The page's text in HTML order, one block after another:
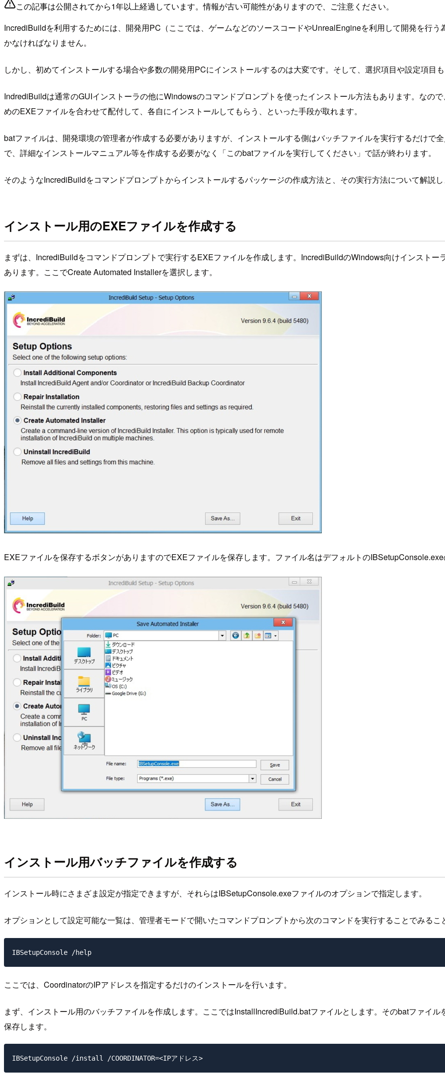
この記事は公開されてから1年以上経過しています。情報が古い可能性がありますので、ご注意ください。
IncrediBuildを利用するためには、開発用PC（ここでは、ゲームなどのソースコードやUnrealEngineを利用して開発を行
かなければなりません。
しかし、初めてインストールする場合や多数の開発用PCにインストールするのは大変です。そして、選択項目や設定項目
IndrediBuildは通常のGUIインストーラの他にWindowsのコマンドプロンプトを使ったインストール方法もあります。なの
めのEXEファイルを合わせて配付して、各自にインストールしてもらう、といった手段が取れます。
batファイルは、開発環境の管理者が作成する必要がありますが、インストールする側はバッチファイルを実行するだけで
で、詳細なインストールマニュアル等を作成する必要がなく「このbatファイルを実行してください」で話が終わります。
そのようなIncrediBuildをコマンドプロンプトからインストールするパッケージの作成方法と、その実行方法について解説し
インストール用のEXEファイルを作成する
まずは、IncrediBuildをコマンドプロンプトで実行するEXEファイルを作成します。IncrediBuildのWindows向けインスト
あります。ここでCreate Automated Installerを選択します。
EXEファイルを保存するボタンがありますのでEXEファイルを保存します。ファイル名はデフォルトのIBSetupConsole.exe
インストール用バッチファイルを作成する
インストール時にさまざま設定が指定できますが、それらはIBSetupConsole.exeファイルのオプションで指定します。
オプションとして設定可能な一覧は、管理者モードで開いたコマンドプロンプトから次のコマンドを実行することでみるこ
ここでは、CoordinatorのIPアドレスを指定するだけのインストールを行います。
まず、インストール用のバッチファイルを作成します。ここではInstallIncrediBuild.batファイルとします。そのbatファイ
保存します。